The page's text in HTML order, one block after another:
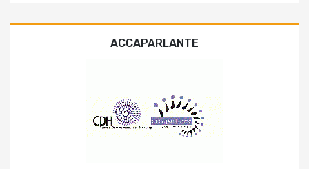
ACCAPARLANTE